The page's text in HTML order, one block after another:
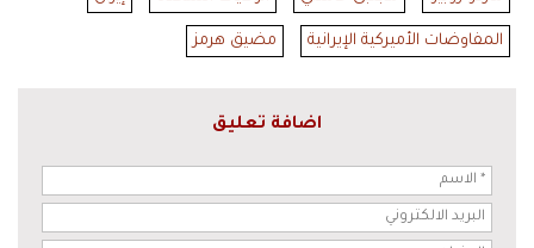
المفاوضات الأميركية الإيرانية مضيق هرمز
اضافة تعليق